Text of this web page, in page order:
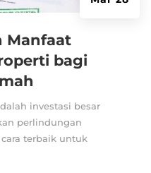
Manfaat
bagi
investasi besar
perlindungan
terbaik untuk